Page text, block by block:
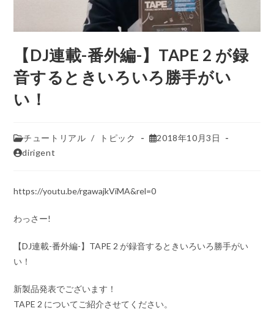
【DJ連載-番外編-】TAPE 2 が録
音するときいろいろ勝手がい
い！
チュートリアル / トピック
2018年10月3日
dirigent
https://youtu.be/rgawajkViMA&rel=0
わっさー!
【DJ連載-番外編-】TAPE 2 が録音するときいろいろ勝手がい
い！
新製品発表でございます！
TAPE 2 についてご紹介させてください。